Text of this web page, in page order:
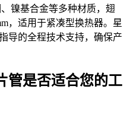
镍基合金等多种材质，翅
，适用于紧凑型换热器。星
导的全程技术支持，确保产
管是否适合您的工